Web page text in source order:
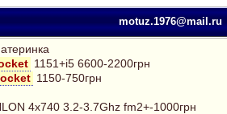
motuz.1976@mail.ru
1151+i5 6600-2200грн
1150-750грн
4x740 3.2-3.7Ghz fm2+-1000грн